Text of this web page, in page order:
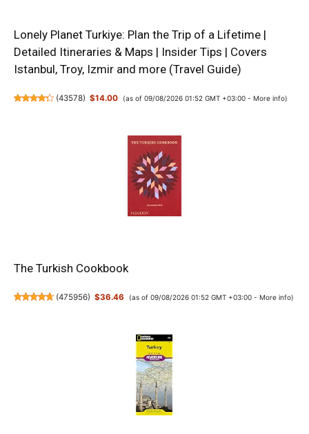
Lonely Planet Turkiye: Plan the Trip of a Lifetime |
Detailed Itineraries & Maps | Insider Tips | Covers
Istanbul, Troy, Izmir and more (Travel Guide)
(43578) $14.00 (as of 09/08/2026 01:52 GMT +03:00 - More info)
The Turkish Cookbook
(475956) $36.46 (as of 09/08/2026 01:52 GMT +03:00 - More info)